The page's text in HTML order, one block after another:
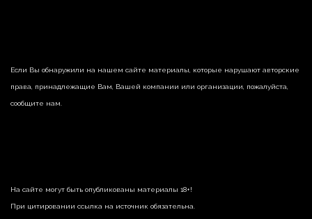
Если Вы обнаружили на нашем сайте материалы, которые нарушают авторские
права, принадлежащие Вам, Вашей компании или организации, пожалуйста,
сообщите нам.
На сайте могут быть опубликованы материалы 18+!
При цитировании ссылка на источник обязательна.